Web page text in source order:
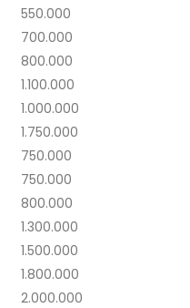
550.000
700.000
800.000
1.100.000
1.000.000
1.750.000
750.000
750.000
800.000
1.300.000
1.500.000
1.800.000
2.000.000